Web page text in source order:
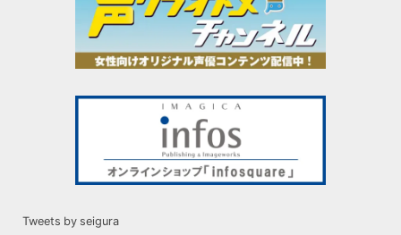
Tweets by seigura